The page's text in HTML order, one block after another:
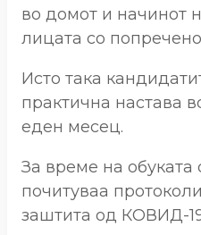
во домот и начинот
лицата со
Исто така
практична настава
еден месец.
За време на обуката
почитуваа
заштита од КОВИД-